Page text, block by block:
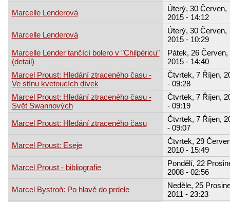
Marcelle Lenderová
Úterý, 30 Červen,
2015 - 14:12
Marcelle Lenderová
Úterý, 30 Červen,
2015 - 10:29
Marcelle Lender tančící bolero v "Chilpéricu"
(detail)
Pátek, 26 Červen,
2015 - 14:40
Marcel Proust: Hledání ztraceného času -
Ve stínu kvetoucích dívek
Čtvrtek, 7 Říjen,
- 09:28
Marcel Proust: Hledání ztraceného času -
Svět Swannových
Čtvrtek, 7 Říjen,
- 09:19
Marcel Proust: Hledání ztraceného času
Čtvrtek, 7 Říjen,
- 09:07
Marcel Proust: Eseje
Čtvrtek, 29
2010 - 15:49
Marcel Proust - bibliografie
Pondělí, 22
2008 - 02:56
Marcel Bystroň: Po hlavě do prdele
Neděle, 25
2011 - 23:23